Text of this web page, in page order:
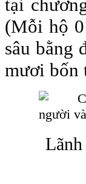
tại
(Mỗi hộ
sâu bằng
mươi bốn